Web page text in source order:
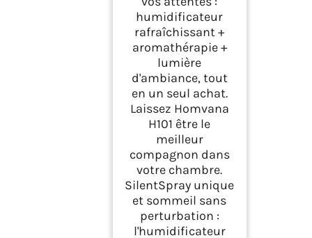
humidificateur
rafraîchissant +
aromathérapie +
lumière
d'ambiance, tout
en un seul achat.
Laissez Homvana
H101 être le
meilleur
compagnon dans
votre chambre.
SilentSpray unique
et sommeil sans
perturbation :
l'humidificateur